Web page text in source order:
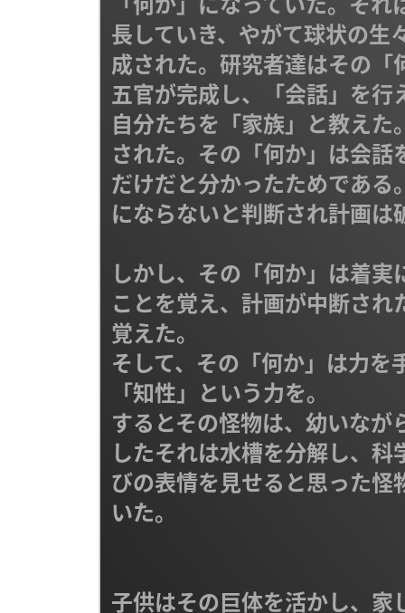
長していき、やがて球状の生
成された。研究者達はその
五官が完成し、「会話」を
自分たちを「家族」と教え
された。その「何か」は会
だけだと分かったためであ
にならないと判断され計画は
しかし、その「何か」は着
ことを覚え、計画が中断さ
覚えた。
そして、その「何か」は力を
「知性」という力を。
するとその怪物は、幼いな
したそれは水槽を分解し、
びの表情を見せると思った
いた。
子供はその巨体を活かし、